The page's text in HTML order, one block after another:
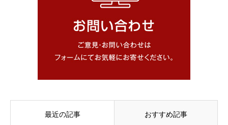
最近の記事 おすすめ記事